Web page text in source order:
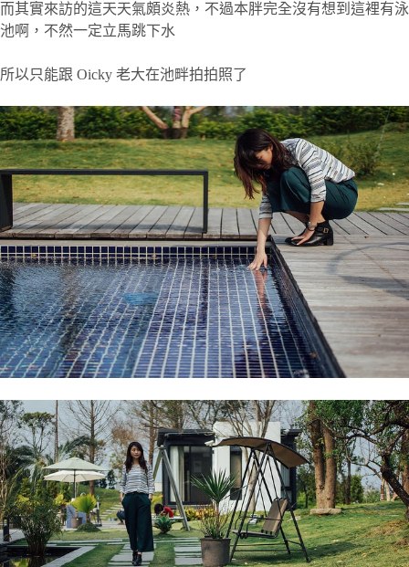
而其實來訪的這天天氣頗炎熱，不過本胖完全沒有想到這裡有泳
池啊，不然一定立馬跳下水
所以只能跟 Oicky 老大在池畔拍拍照了